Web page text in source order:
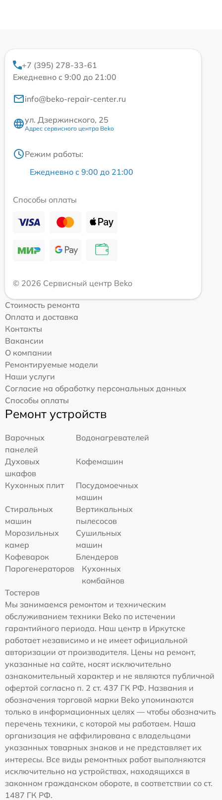
+7 (395) 278-33-61
Ежедневно с 9:00 до 21:00
info@beko-repair-center.ru
ул. Дзержинского, 25
Адрес сервисного центра Beko
Режим работы:
Ежедневно с 9:00 до 21:00
Способы оплаты
© 2026 Сервисный центр Beko
Стоимость ремонта
Оплата и доставка
Контакты
Вакансии
О компании
Ремонтируемые модели
Наши услуги
Согласие на обработку персональных данных
Способы оплаты
Ремонт устройств
Варочных
панелей
Водонагревателей
Духовых
шкафов
Кофемашин
Кухонных плит
Посудомоечных
машин
Стиральных
машин
Вертикальных
пылесосов
Морозильных
камер
Сушильных
машин
Кофеварок
Блендеров
Парогенераторов
Кухонных
комбайнов
Тостеров
Мы занимаемся ремонтом и техническим
обслуживанием техники Beko по истечении
гарантийного периода. Наш центр в Иркутске
работает независимо и не имеет официальной
авторизации от производителя. Цены на ремонт,
указанные на сайте, носят исключительно
ознакомительный характер и не являются публичной
офертой согласно п. 2 ст. 437 ГК РФ. Названия и
обозначения торговой марки Beko упоминаются
только в информационных целях — чтобы обозначить
перечень техники, с которой мы работаем. Наша
организация не аффилирована с владельцами
указанных товарных знаков и не представляет их
интересы. Все виды ремонтных работ выполняются
исключительно на устройствах, находящихся в
законном гражданском обороте, в соответствии со ст.
1487 ГК РФ.